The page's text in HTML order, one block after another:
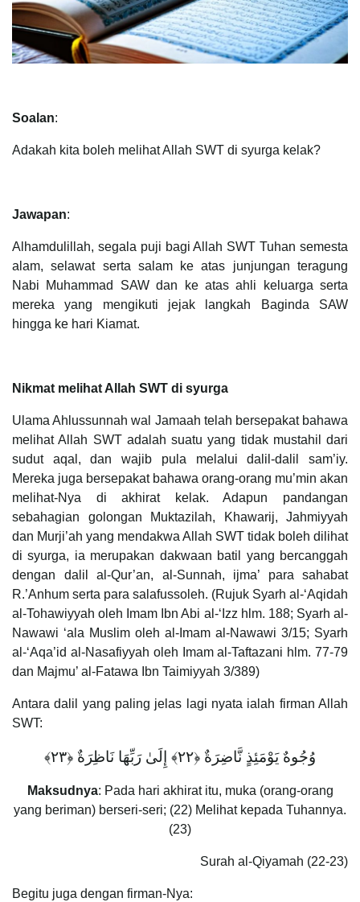
Soalan:
Adakah kita boleh melihat Allah SWT di syurga kelak?
Jawapan:
Alhamdulillah, segala puji bagi Allah SWT Tuhan semesta
alam, selawat serta salam ke atas junjungan teragung
Nabi Muhammad SAW dan ke atas ahli keluarga serta
mereka yang mengikuti jejak langkah Baginda SAW
hingga ke hari Kiamat.
Nikmat melihat Allah SWT di syurga
Ulama Ahlussunnah wal Jamaah telah bersepakat bahawa
melihat Allah SWT adalah suatu yang tidak mustahil dari
sudut aqal, dan wajib pula melalui dalil-dalil sam’iy.
Mereka juga bersepakat bahawa orang-orang mu’min akan
melihat-Nya di akhirat kelak. Adapun pandangan
sebahagian golongan Muktazilah, Khawarij, Jahmiyyah
dan Murji’ah yang mendakwa Allah SWT tidak boleh dilihat
di syurga, ia merupakan dakwaan batil yang bercanggah
dengan dalil al-Qur’an, al-Sunnah, ijma’ para sahabat
R.’Anhum serta para salafussoleh. (Rujuk Syarh al-‘Aqidah
al-Tohawiyyah oleh Imam Ibn Abi al-‘Izz hlm. 188; Syarh al-
Nawawi ‘ala Muslim oleh al-Imam al-Nawawi 3/15; Syarh
al-‘Aqa’id al-Nasafiyyah oleh Imam al-Taftazani hlm. 77-79
dan Majmu’ al-Fatawa Ibn Taimiyyah 3/389)
Antara dalil yang paling jelas lagi nyata ialah firman Allah
SWT:
وُجُوهٌ يَوْمَئِذٍ نَّاضِرَةٌ ﴿٢٢﴾ إِلَىٰ رَبِّهَا نَاظِرَةٌ ﴿٢٣﴾
Maksudnya: Pada hari akhirat itu, muka (orang-orang
yang beriman) berseri-seri; (22) Melihat kepada Tuhannya.
(23)
Surah al-Qiyamah (22-23)
Begitu juga dengan firman-Nya: